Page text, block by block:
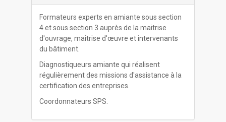
Formateurs experts en amiante sous section
4 et sous section 3 auprès de la maitrise
d'ouvrage, maitrise d'œuvre et intervenants
du bâtiment.
Diagnostiqueurs amiante qui réalisent
régulièrement des missions d'assistance à la
certification des entreprises.
Coordonnateurs SPS.